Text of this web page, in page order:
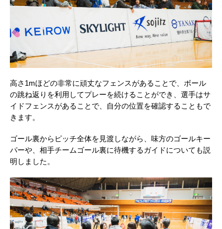
高さ1mほどの非常に頑丈なフェンスがあることで、ボール
の跳ね返りを利用してプレーを続けることができ、選手はサ
イドフェンスがあることで、自分の位置を確認することもで
きます。
ゴール裏からピッチ全体を見渡しながら、味方のゴールキー
パーや、相手チームゴール裏に待機するガイドについても説
明しました。